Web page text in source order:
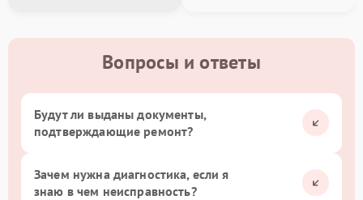
Вопросы и ответы
Будут ли выданы документы,
подтверждающие ремонт?
Зачем нужна диагностика, если я
знаю в чем неисправность?